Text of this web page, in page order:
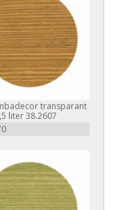
transparant
liter 38.2607